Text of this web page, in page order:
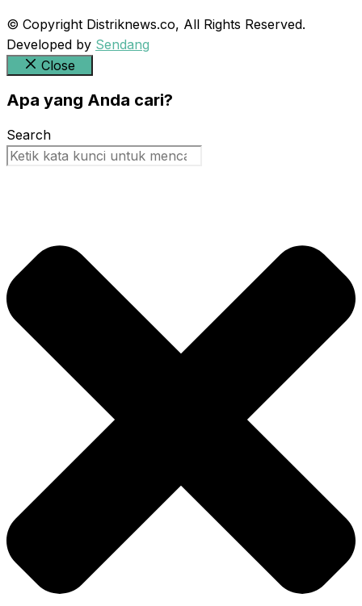
© Copyright Distriknews.co, All Rights Reserved.
Developed by Sendang
Close
Apa yang Anda cari?
Search